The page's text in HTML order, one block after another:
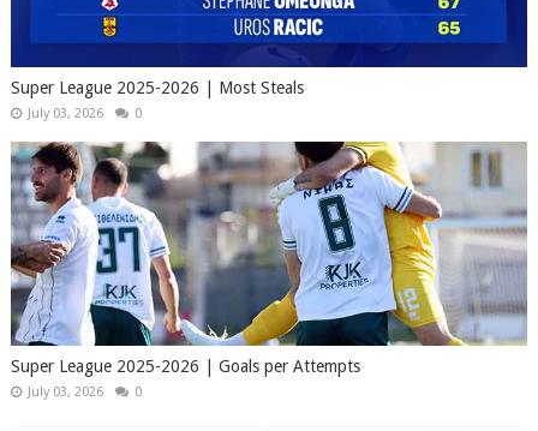
Super League 2025-2026 | Most Steals
July 03, 2026 0
Super League 2025-2026 | Goals per Attempts
July 03, 2026 0